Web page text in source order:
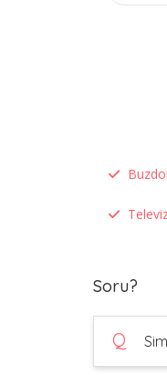
Soru?
Q